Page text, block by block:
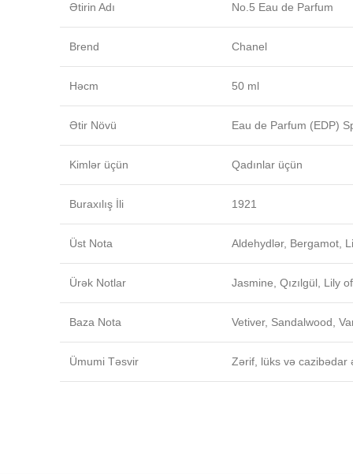
Ətirin Adı No.5 Eau de Parfum
Brend Chanel
Həcm 50 ml
Ətir Növü Eau de Parfum (EDP)
Kimlər üçün Qadınlar üçün
Buraxılış İli 1921
Üst Nota Aldehydlər, Bergamot,
Ürək Notlar Jasmine, Qızılgül, Lily
Baza Nota Vetiver, Sandalwood,
Ümumi Təsvir Zərif, lüks və cazibədar